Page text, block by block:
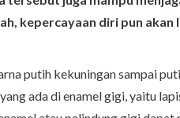
kepercayaan diri pun
putih kekuningan sampai
ada di enamel gigi, yaitu